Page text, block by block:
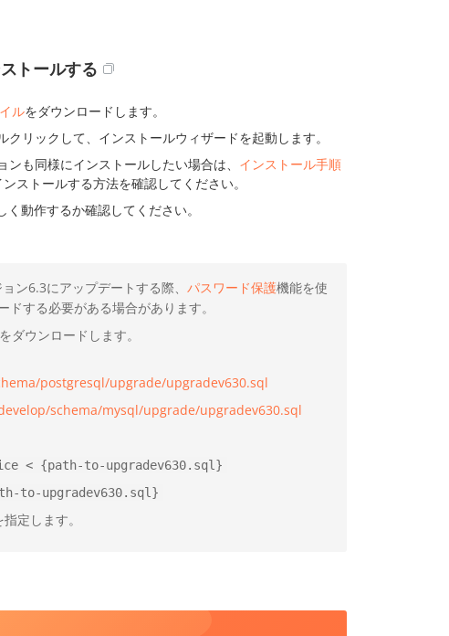
トールする
ルをダウンロードします。
クリックして、インストールウィザードを起動します。
も同様にインストールしたい場合は、 インストール手順
ンストールする方法を確認してください。
く動作するか確認してください。
ン6.3にアップデートする際、 パスワード保護機能を使
する必要がある場合があります。
ダウンロードします。
postgresql/upgrade/upgradev630.sql
schema/mysql/upgrade/upgradev630.sql
< {path-to-upgradev630.sql}
to-upgradev630.sql}
指定します。